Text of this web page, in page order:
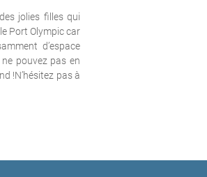
jolies filles qui
Port Olympic car
d’espace
ne pouvez pas en
!N’hésitez pas à